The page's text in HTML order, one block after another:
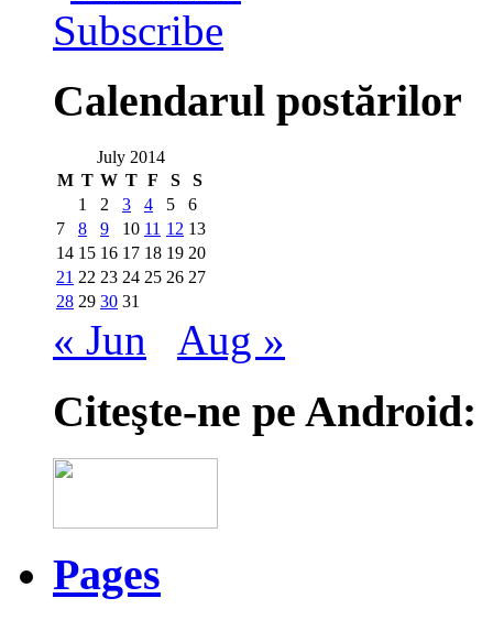
Subscribe
Calendarul postărilor
July 2014
M T W T F S
S
1
2 3 4 5
6
7
8 9 10 11 12 13
14 15 16 17 18 19 20
21 22 23 24 25 26 27
28 29 30 31
« Jun Aug »
Citeşte-ne pe Android:
Pages